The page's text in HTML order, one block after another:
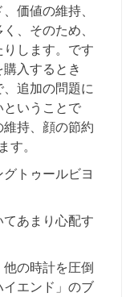
価値の維持、
、そのため、
します。です
入するとき
追加の問題に
いうことで
持、顔の節約
す。
トゥールビヨ
あまり心配す
の時計を圧倒
エンド」のブ